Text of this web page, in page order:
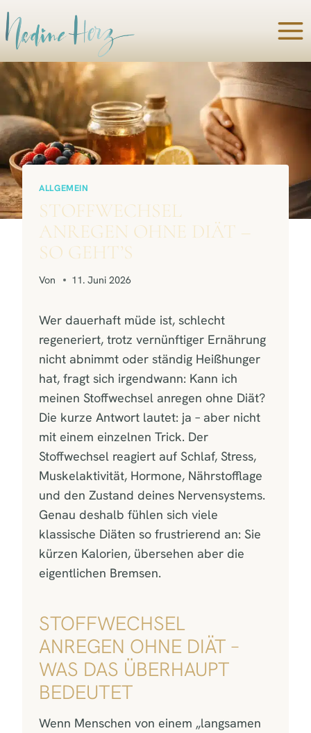
Zum
Inhalt
springen
ALLGEMEIN
STOFFWECHSEL
ANREGEN OHNE DIÄT –
SO GEHT’S
Von 11. Juni 2026
Wer dauerhaft müde ist, schlecht
regeneriert, trotz vernünftiger Ernährung
nicht abnimmt oder ständig Heißhunger
hat, fragt sich irgendwann: Kann ich
meinen Stoffwechsel anregen ohne Diät?
Die kurze Antwort lautet: ja – aber nicht
mit einem einzelnen Trick. Der
Stoffwechsel reagiert auf Schlaf, Stress,
Muskelaktivität, Hormone, Nährstofflage
und den Zustand deines Nervensystems.
Genau deshalb fühlen sich viele
klassische Diäten so frustrierend an: Sie
kürzen Kalorien, übersehen aber die
eigentlichen Bremsen.
STOFFWECHSEL
ANREGEN OHNE DIÄT –
WAS DAS ÜBERHAUPT
BEDEUTET
Wenn Menschen von einem „langsamen